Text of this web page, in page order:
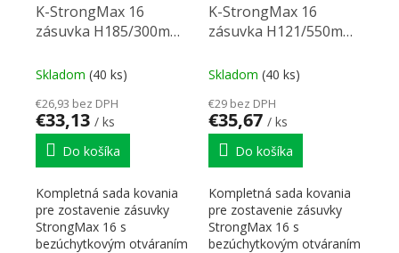
K-StrongMax 16
zásuvka H185/300mm
Skladom (40 ks)
€26,93 bez DPH
€33,13 / ks
Do košíka
Kompletná sada kovania
pre zostavenie zásuvky
StrongMax 16 s
bezúchytkovým otváraním
K-StrongMax 16
zásuvka H121/550mm
Skladom (40 ks)
€29 bez DPH
€35,67 / ks
Do košíka
Kompletná sada kovania
pre zostavenie zásuvky
StrongMax 16 s
bezúchytkovým otváraním